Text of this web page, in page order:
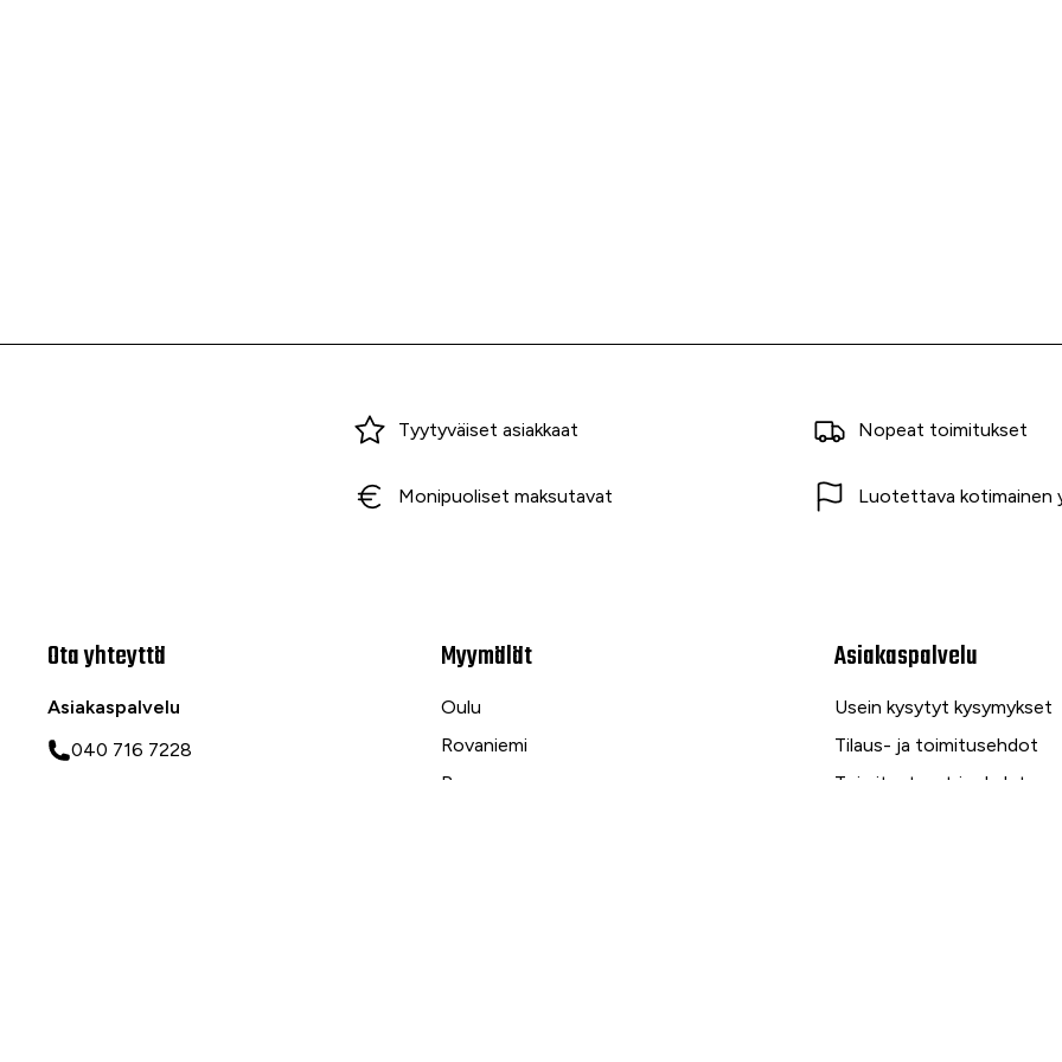
Tyytyväiset asiakkaat Nopeat toimitukset
Monipuoliset maksutavat Luotettava kotimainen
Ota yhteyttä
Asiakaspalvelu
040 716 7228
Myymälät
Oulu
Rovaniemi
Ranua
Asiakaspalvelu
Usein kysytyt kysymykset
Tilaus- ja toimitusehdot
Toimitustavat ja -kulut